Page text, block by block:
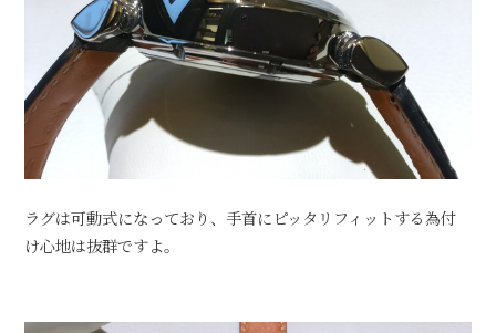
ラグは可動式になっており、手首にピッタリフィットする為付
け心地は抜群ですよ。